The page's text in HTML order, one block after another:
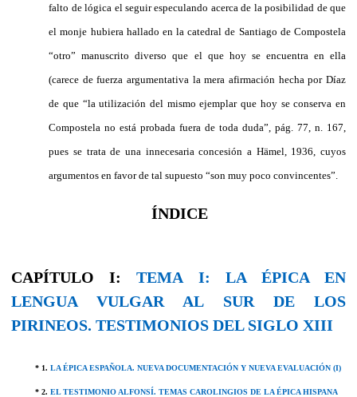
falto de lógica el seguir especulando acerca de la posibilidad de que
el monje hubiera hallado en la catedral de Santiago de Compostela
“otro” manuscrito diverso que el que hoy se encuentra en ella
(carece de fuerza argumentativa la mera afirmación hecha por Díaz
de que “la utilización del mismo ejemplar que hoy se conserva en
Compostela no está probada fuera de toda duda”, pág. 77, n. 167,
pues se trata de una innecesaria concesión a Hämel, 1936, cuyos
argumentos en favor de tal supuesto “son muy poco convincentes”.
ÍNDICE
CAPÍTULO I:TEMA I: LA ÉPICA EN
LENGUA VULGAR AL SUR DE LOS
PIRINEOS. TESTIMONIOS DEL SIGLO XIII
* 1. LA ÉPICA ESPAÑOLA. NUEVA DOCUMENTACIÓN Y NUEVA EVALUACIÓN (I)
* 2. EL TESTIMONIO ALFONSÍ. TEMAS CAROLINGIOS DE LA ÉPICA HISPANA